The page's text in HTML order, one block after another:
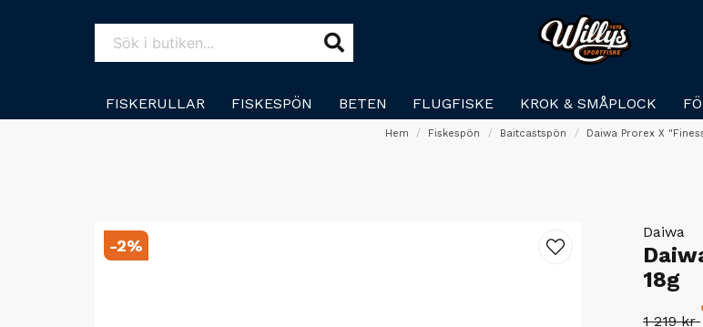
FISKERULLAR FISKESPÖN BETEN FLUGFISKE KROK & SMÅPLOCK
Hem Fiskespön Baitcastspön Daiwa Prorex X
-2%
Daiwa
18g
1 219 kr